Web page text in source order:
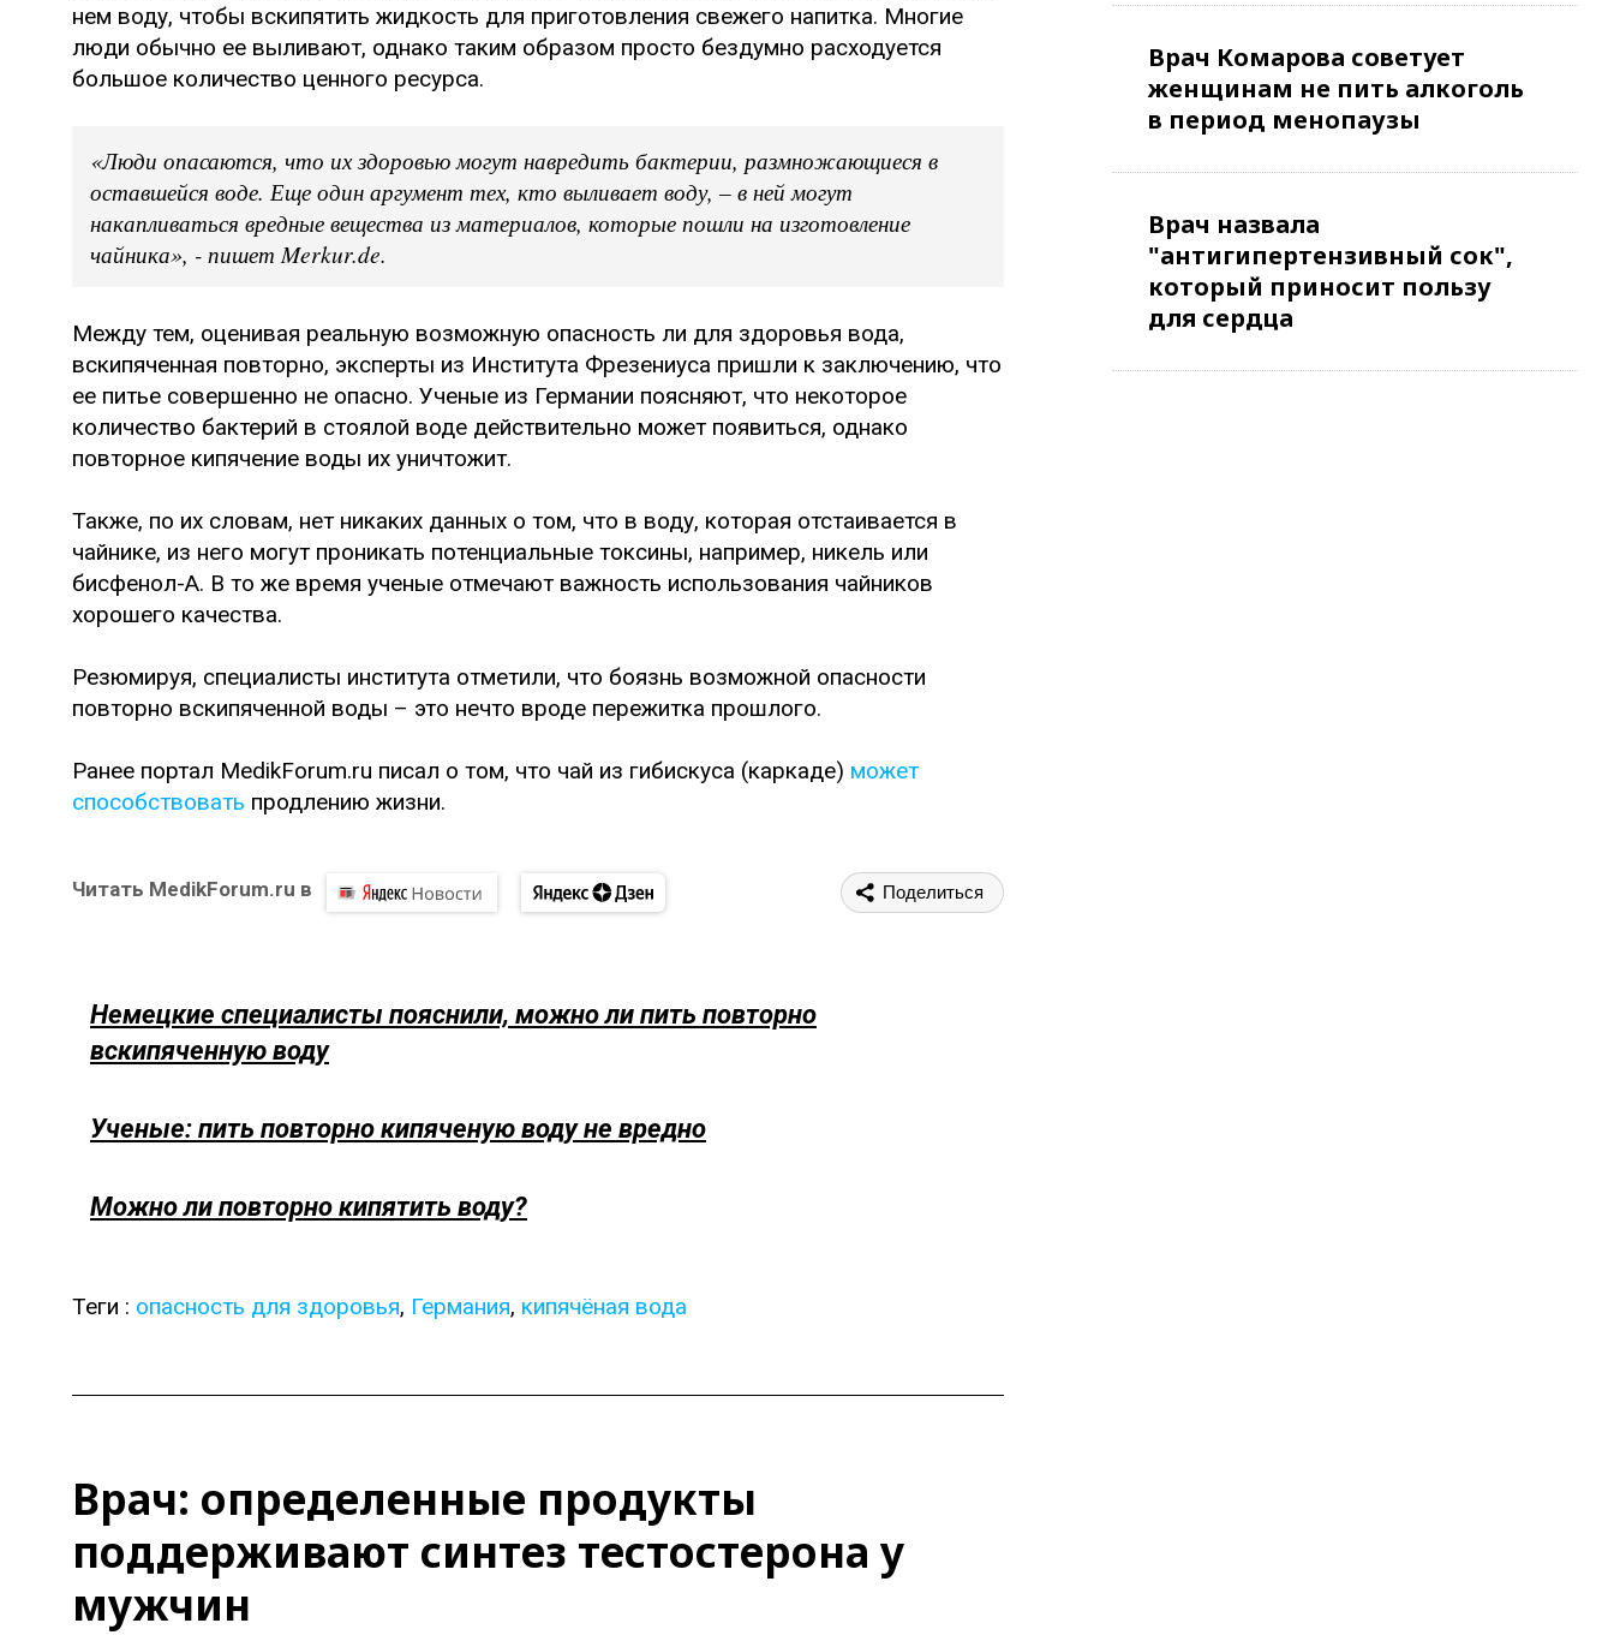
нем воду, чтобы вскипятить жидкость для приготовления свежего напитка. Многие
люди обычно ее выливают, однако таким образом просто бездумно расходуется
большое количество ценного ресурса.
«Люди опасаются, что их здоровью могут навредить бактерии, размножающиеся в
оставшейся воде. Еще один аргумент тех, кто выливает воду, – в ней могут
накапливаться вредные вещества из материалов, которые пошли на изготовление
чайника», - пишет Merkur.de.
Между тем, оценивая реальную возможную опасность ли для здоровья вода,
вскипяченная повторно, эксперты из Института Фрезениуса пришли к заключению, что
ее питье совершенно не опасно. Ученые из Германии поясняют, что некоторое
количество бактерий в стоялой воде действительно может появиться, однако
повторное кипячение воды их уничтожит.
Также, по их словам, нет никаких данных о том, что в воду, которая отстаивается в
чайнике, из него могут проникать потенциальные токсины, например, никель или
бисфенол-А. В то же время ученые отмечают важность использования чайников
хорошего качества.
Резюмируя, специалисты института отметили, что боязнь возможной опасности
повторно вскипяченной воды – это нечто вроде пережитка прошлого.
Ранее портал MedikForum.ru писал о том, что чай из гибискуса (каркаде) может
способствовать продлению жизни.
Читать MedikForum.ru в Поделиться
Немецкие специалисты пояснили, можно ли пить повторно
вскипяченную воду
Ученые: пить повторно кипяченую воду не вредно
Можно ли повторно кипятить воду?
Теги : опасность для здоровья, Германия, кипячёная вода
Врач Комарова советует
женщинам не пить алкоголь
в период менопаузы
Врач назвала
"антигипертензивный сок",
который приносит пользу
для сердца
Врач: определенные продукты
поддерживают синтез тестостерона у
мужчин